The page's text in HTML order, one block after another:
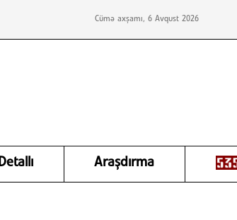
Cümə axşamı, 6 Avqust 2026
Detallı Araşdırma